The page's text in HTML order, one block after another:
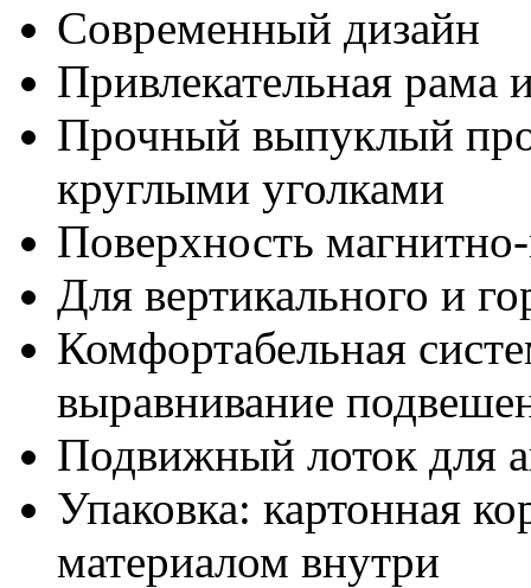
Современный дизайн
Привлекательная рама
Прочный выпуклый
круглыми уголками
Поверхность
Для вертикального и
Комфортабельная
выравнивание
Подвижный лоток для
Упаковка: картонная
материалом внутри